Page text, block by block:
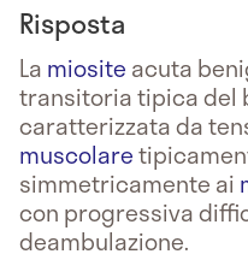
Risposta
La miosite acuta
transitoria tipica del
caratterizzata da
muscolare
simmetricamente ai
con progressiva
deambulazione.